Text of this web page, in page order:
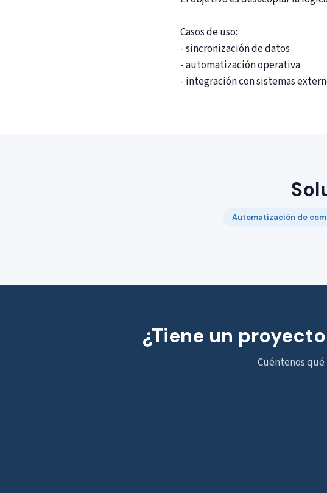
Casos de uso:
- sincronización de datos
- automatización operativa
- integración con sistemas
Automatización de
¿Tiene un
Cuéntenos